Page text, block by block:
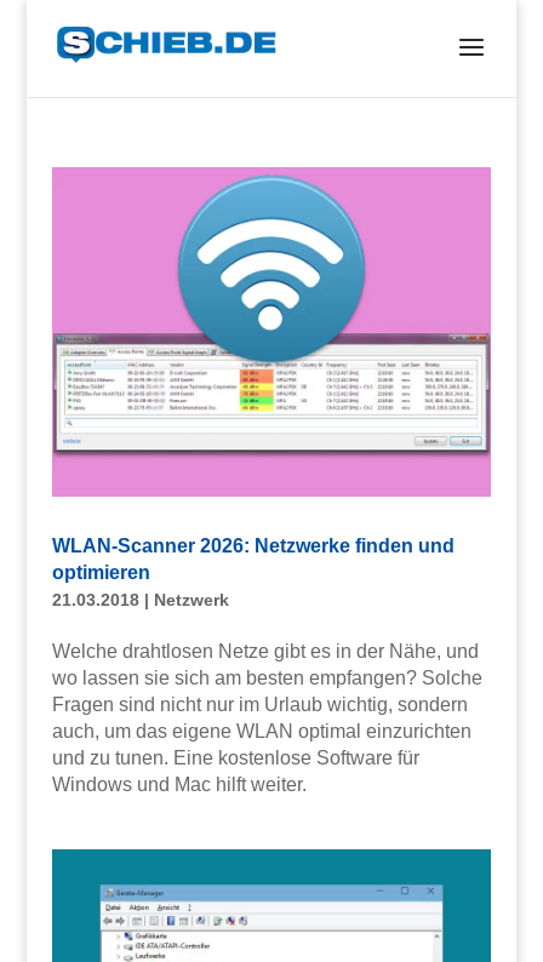
WLAN-Scanner 2026: Netzwerke finden und
optimieren
21.03.2018| Netzwerk
Welche drahtlosen Netze gibt es in der Nähe, und
wo lassen sie sich am besten empfangen? Solche
Fragen sind nicht nur im Urlaub wichtig, sondern
auch, um das eigene WLAN optimal einzurichten
und zu tunen. Eine kostenlose Software für
Windows und Mac hilft weiter.